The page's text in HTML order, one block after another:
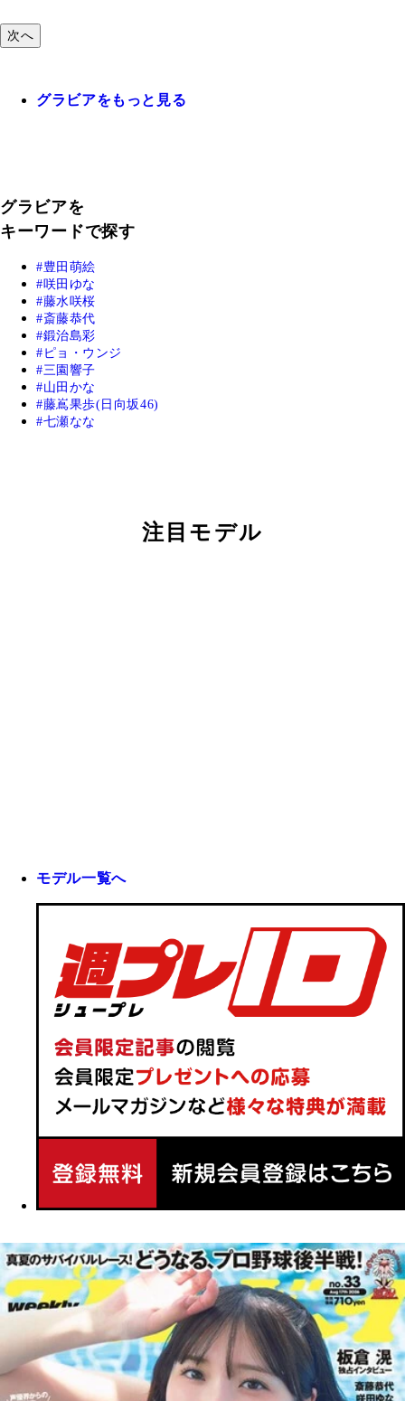
次へ
グラビアをもっと見る
グラビアを
キーワードで探す
豊田萌絵
咲田ゆな
藤水咲桜
斎藤恭代
鍛治島彩
ピョ・ウンジ
三園響子
山田かな
藤嶌果歩(日向坂46)
七瀬なな
注目モデル
モデル一覧へ